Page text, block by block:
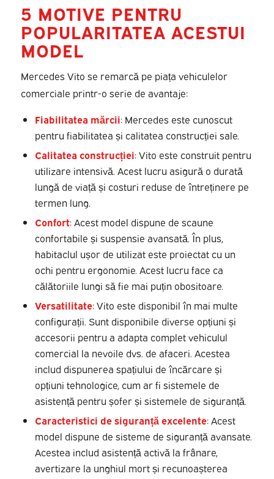
5 MOTIVE PENTRU
POPULARITATEA ACESTUI
MODEL
Mercedes Vito se remarcă pe piața vehiculelor
comerciale printr-o serie de avantaje:
Fiabilitatea mărcii: Mercedes este cunoscut
pentru fiabilitatea și calitatea construcției sale.
Calitatea construcției: Vito este construit pentru
utilizare intensivă. Acest lucru asigură o durată
lungă de viață și costuri reduse de întreținere pe
termen lung.
Confort: Acest model dispune de scaune
confortabile și suspensie avansată. În plus,
habitaclul ușor de utilizat este proiectat cu un
ochi pentru ergonomie. Acest lucru face ca
călătoriile lungi să fie mai puțin obositoare.
Versatilitate: Vito este disponibil în mai multe
configurații. Sunt disponibile diverse opțiuni și
accesorii pentru a adapta complet vehiculul
comercial la nevoile dvs. de afaceri. Acestea
includ dispunerea spațiului de încărcare și
opțiuni tehnologice, cum ar fi sistemele de
asistență pentru șofer și sistemele de siguranță.
Caracteristici de siguranță excelente: Acest
model dispune de sisteme de siguranță avansate.
Acestea includ asistență activă la frânare,
avertizare la unghiul mort și recunoașterea